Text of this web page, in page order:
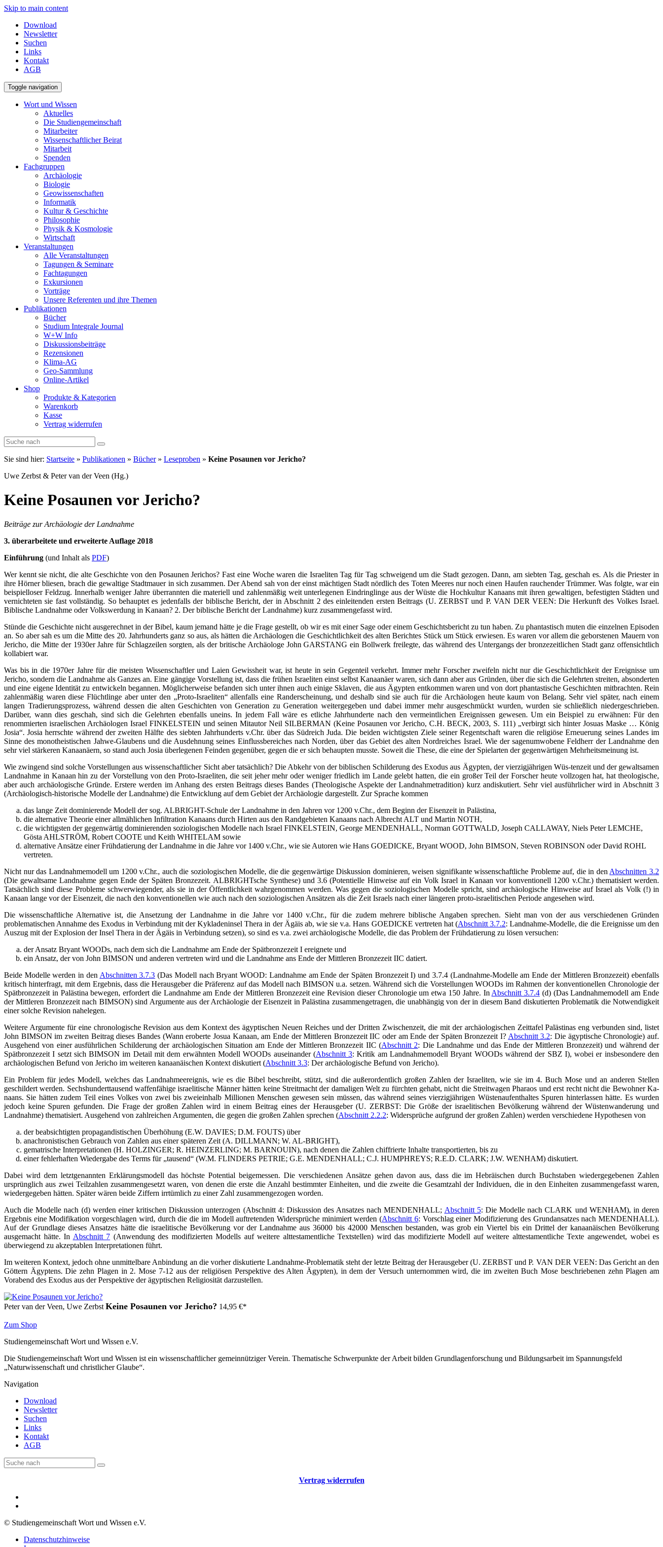
Skip to main content
Download
Newsletter
Suchen
Links
Kontakt
AGB
Toggle navigation
Wort und Wissen
Aktuelles
Die Studiengemeinschaft
Mitarbeiter
Wissenschaftlicher Beirat
Mitarbeit
Spenden
Fachgruppen
Archäologie
Biologie
Geowissenschaften
Informatik
Kultur & Geschichte
Philosophie
Physik & Kosmologie
Wirtschaft
Veranstaltungen
Alle Veranstaltungen
Tagungen & Seminare
Fachtagungen
Exkursionen
Vorträge
Unsere Referenten und ihre Themen
Publikationen
Bücher
Studium Integrale Journal
W+W Info
Diskussionsbeiträge
Rezensionen
Klima-AG
Geo-Sammlung
Online-Artikel
Shop
Produkte & Kategorien
Warenkorb
Kasse
Vertrag widerrufen
Sie sind hier: Startseite » Publikationen » Bücher» Leseproben » Keine Posaunen vor Jericho?
Uwe Zerbst & Peter van der Veen (Hg.)
Keine Posaunen vor Jericho?
Beiträge zur Archäologie der Landnahme
3. überarbeitete und erweiterte Auflage 2018
Einführung (und Inhalt als PDF)
Wer kennt sie nicht, die alte Geschichte von den Posaunen Jerichos? Fast eine Woche waren die Israeliten Tag für Tag schweigend um die Stadt gezogen. Dann, am siebten Tag, geschah es. Als die Priester in
ihre Hörner bliesen, brach die gewaltige Stadtmauer in sich zusammen. Der Abend sah von der einst mächtigen Stadt nördlich des Toten Meeres nur noch einen Haufen rauchender Trümmer. Was folgte, war ein
beispielloser Feldzug. Innerhalb weniger Jahre überrannten die materiell und zahlenmäßig weit unterlegenen Eindringlinge aus der Wüste die Hochkultur Kanaans mit ihren gewaltigen, befestigten Städten und
vernichteten sie fast vollständig. So behauptet es jedenfalls der biblische Bericht, der in Abschnitt 2 des einleitenden ersten Beitrags (U. ZERBST und P. VAN DER VEEN: Die Herkunft des Volkes Israel.
Biblische Landnahme oder Volkswerdung in Kanaan? 2. Der biblische Bericht der Landnahme) kurz zusammengefasst wird.
Stünde die Geschichte nicht ausgerechnet in der Bibel, kaum jemand hätte je die Frage gestellt, ob wir es mit einer Sage oder einem Geschichtsbericht zu tun haben. Zu phantastisch muten die einzelnen Episoden
an. So aber sah es um die Mitte des 20. Jahrhunderts ganz so aus, als hätten die Archäologen die Geschichtlichkeit des alten Berichtes Stück um Stück erwiesen. Es waren vor allem die geborstenen Mauern von
Jericho, die Mitte der 1930er Jahre für Schlagzeilen sorgten, als der britische Archäologe John GARSTANG ein Bollwerk freilegte, das während des Untergangs der bronzezeitlichen Stadt ganz offensichtlich
kollabiert war.
Was bis in die 1970er Jahre für die meisten Wissenschaftler und Laien Gewissheit war, ist heute in sein Gegenteil verkehrt. Immer mehr Forscher zweifeln nicht nur die Geschichtlichkeit der Ereignisse um
Jericho, sondern die Landnahme als Ganzes an. Eine gängige Vorstellung ist, dass die frühen Israeliten einst selbst Kanaanäer waren, sich dann aber aus Gründen, über die sich die Gelehrten streiten, absonderten
und eine eigene Identität zu entwickeln begannen. Möglicherweise befanden sich unter ihnen auch einige Sklaven, die aus Ägypten entkommen waren und von dort phantastische Geschichten mitbrachten. Rein
zahlenmäßig waren diese Flüchtlinge aber unter den „Proto-Israeliten“ allenfalls eine Randerscheinung, und deshalb sind sie auch für die Archäologen heute kaum von Belang. Sehr viel später, nach einem
langen Tradierungsprozess, während dessen die alten Geschichten von Generation zu Generation weitergegeben und dabei immer mehr ausgeschmückt wurden, wurden sie schließlich niedergeschrieben.
Darüber, wann dies geschah, sind sich die Gelehrten ebenfalls uneins. In jedem Fall wäre es etliche Jahrhunderte nach den vermeintlichen Ereignissen gewesen. Um ein Beispiel zu erwähnen: Für den
renommierten israelischen Archäologen Israel FINKELSTEIN und seinen Mitautor Neil SILBERMAN (Keine Posaunen vor Jericho, C.H. BECK, 2003, S. 111) „verbirgt sich hinter Josuas Maske … König
Josia“. Josia herrschte während der zweiten Hälfte des siebten Jahrhunderts v.Chr. über das Südreich Juda. Die beiden wichtigsten Ziele seiner Regentschaft waren die religiöse Erneuerung seines Landes im
Sinne des monotheistischen Jahwe-Glaubens und die Ausdehnung seines Einflussbereiches nach Norden, über das Gebiet des alten Nordreiches Israel. Wie der sagenumwobene Feldherr der Landnahme den
sehr viel stärkeren Kanaanäern, so stand auch Josia überlegenen Feinden gegenüber, gegen die er sich behaupten musste. Soweit die These, die eine der Spielarten der gegenwärtigen Mehrheitsmeinung ist.
Wie zwingend sind solche Vorstellungen aus wissenschaftlicher Sicht aber tatsächlich? Die Abkehr von der biblischen Schilderung des Exodus aus Ägypten, der vierzigjährigen Wüs-tenzeit und der gewaltsamen
Landnahme in Kanaan hin zu der Vorstellung von den Proto-Israeliten, die seit jeher mehr oder weniger friedlich im Lande gelebt hatten, die ein großer Teil der Forscher heute vollzogen hat, hat theologische,
aber auch archäologische Gründe. Erstere werden im Anhang des ersten Beitrags dieses Bandes (Theologische Aspekte der Landnahmetradition) kurz andiskutiert. Sehr viel ausführlicher wird in Abschnitt 3
(Archäologisch-historische Modelle der Landnahme) die Entwicklung auf dem Gebiet der Archäologie dargestellt. Zur Sprache kommen
das lange Zeit dominierende Modell der sog. ALBRIGHT-Schule der Landnahme in den Jahren vor 1200 v.Chr., dem Beginn der Eisenzeit in Palästina,
die alternative Theorie einer allmählichen Infiltration Kanaans durch Hirten aus den Randgebieten Kanaans nach Albrecht ALT und Martin NOTH,
die wichtigsten der gegenwärtig dominierenden soziologischen Modelle nach Israel FINKELSTEIN, George MENDENHALL, Norman GOTTWALD, Joseph CALLAWAY, Niels Peter LEMCHE,
Gösta AHLSTRÖM, Robert COOTE und Keith WHITELAM sowie
alternative Ansätze einer Frühdatierung der Landnahme in die Jahre vor 1400 v.Chr., wie sie Autoren wie Hans GOEDICKE, Bryant WOOD, John BIMSON, Steven ROBINSON oder David ROHL
vertreten.
Nicht nur das Landnahmemodell um 1200 v.Chr., auch die soziologischen Modelle, die die gegenwärtige Diskussion dominieren, weisen signifikante wissenschaftliche Probleme auf, die in den Abschnitten 3.2
(Die gewaltsame Landnahme gegen Ende der Späten Bronzezeit. ALBRIGHTsche Synthese) und 3.6 (Potentielle Hinweise auf ein Volk Israel in Kanaan vor konventionell 1200 v.Chr.) thematisiert werden.
Tatsächlich sind diese Probleme schwerwiegender, als sie in der Öffentlichkeit wahrgenommen werden. Was gegen die soziologischen Modelle spricht, sind archäologische Hinweise auf Israel als Volk (!) in
Kanaan lange vor der Eisenzeit, die nach den konventionellen wie auch nach den soziologischen Ansätzen als die Zeit Israels nach einer längeren proto-israelitischen Periode angesehen wird.
Die wissenschaftliche Alternative ist, die Ansetzung der Landnahme in die Jahre vor 1400 v.Chr., für die zudem mehrere biblische Angaben sprechen. Sieht man von der aus verschiedenen Gründen
problematischen Annahme des Exodus in Verbindung mit der Kykladeninsel Thera in der Ägäis ab, wie sie v.a. Hans GOEDICKE vertreten hat (Abschnitt 3.7.2: Landnahme-Modelle, die die Ereignisse um den
Auszug mit der Explosion der Insel Thera in der Ägäis in Verbindung setzen), so sind es v.a. zwei archäologische Modelle, die das Problem der Frühdatierung zu lösen versuchen:
der Ansatz Bryant WOODs, nach dem sich die Landnahme am Ende der Spätbronzezeit I ereignete und
ein Ansatz, der von John BIMSON und anderen vertreten wird und die Landnahme ans Ende der Mittleren Bronzezeit IIC datiert.
Beide Modelle werden in den Abschnitten 3.7.3 (Das Modell nach Bryant WOOD: Landnahme am Ende der Späten Bronzezeit I) und 3.7.4 (Landnahme-Modelle am Ende der Mittleren Bronzezeit) ebenfalls
kritisch hinterfragt, mit dem Ergebnis, dass die Herausgeber die Präferenz auf das Modell nach BIMSON u.a. setzen. Während sich die Vorstellungen WOODs im Rahmen der konventionellen Chronologie der
Spätbronzezeit in Palästina bewegen, erfordert die Landnahme am Ende der Mittleren Bronzezeit eine Revision dieser Chronologie um etwa 150 Jahre. In Abschnitt 3.7.4 (d) (Das Landnahmemodell am Ende
der Mittleren Bronzezeit nach BIMSON) sind Argumente aus der Archäologie der Eisenzeit in Palästina zusammengetragen, die unabhängig von der in diesem Band diskutierten Problematik die Notwendigkeit
einer solche Revision nahelegen.
Weitere Argumente für eine chronologische Revision aus dem Kontext des ägyptischen Neuen Reiches und der Dritten Zwischenzeit, die mit der archäologischen Zeittafel Palästinas eng verbunden sind, listet
John BIMSON im zweiten Beitrag dieses Bandes (Wann eroberte Josua Kanaan, am Ende der Mittleren Bronzezeit IIC oder am Ende der Späten Bronzezeit I? Abschnitt 3.2: Die ägyptische Chronologie) auf.
Ausgehend von einer ausführlichen Schilderung der archäologischen Situation am Ende der Mittleren Bronzezeit IIC (Abschnitt 2: Die Landnahme und das Ende der Mittleren Bronzezeit) und während der
Spätbronzezeit I setzt sich BIMSON im Detail mit dem erwähnten Modell WOODs auseinander (Abschnitt 3: Kritik am Landnahmemodell Bryant WOODs während der SBZ I), wobei er insbesondere den
archäologischen Befund von Jericho im weiteren kanaanäischen Kontext diskutiert (Abschnitt 3.3: Der archäologische Befund von Jericho).
Ein Problem für jedes Modell, welches das Landnahmeereignis, wie es die Bibel beschreibt, stützt, sind die außerordentlich großen Zahlen der Israeliten, wie sie im 4. Buch Mose und an anderen Stellen
geschildert werden. Sechshunderttausend waffenfähige israelitische Männer hätten keine Streitmacht der damaligen Welt zu fürchten gehabt, nicht die Streitwagen Pharaos und erst recht nicht die Bewohner Ka-
naans. Sie hätten zudem Teil eines Volkes von zwei bis zweieinhalb Millionen Menschen gewesen sein müssen, das während seines vierzigjährigen Wüstenaufenthaltes Spuren hinterlassen hätte. Es wurden
jedoch keine Spuren gefunden. Die Frage der großen Zahlen wird in einem Beitrag eines der Herausgeber (U. ZERBST: Die Größe der israelitischen Bevölkerung während der Wüstenwanderung und
Landnahme) thematisiert. Ausgehend von zahlreichen Argumenten, die gegen die großen Zahlen sprechen (Abschnitt 2.2.2: Widersprüche aufgrund der großen Zahlen) werden verschiedene Hypothesen von
der beabsichtigten propagandistischen Überhöhung (E.W. DAVIES; D.M. FOUTS) über
anachronistischen Gebrauch von Zahlen aus einer späteren Zeit (A. DILLMANN; W. AL-BRIGHT),
gematrische Interpretationen (H. HOLZINGER; R. HEINZERLING; M. BARNOUIN), nach denen die Zahlen chiffrierte Inhalte transportierten, bis zu
einer fehlerhaften Wiedergabe des Terms für „tausend“ (W.M. FLINDERS PETRIE; G.E. MENDENHALL; C.J. HUMPHREYS; R.E.D. CLARK; J.W. WENHAM) diskutiert.
Dabei wird dem letztgenannten Erklärungsmodell das höchste Potential beigemessen. Die verschiedenen Ansätze gehen davon aus, dass die im Hebräischen durch Buchstaben wiedergegebenen Zahlen
ursprünglich aus zwei Teilzahlen zusammengesetzt waren, von denen die erste die Anzahl bestimmter Einheiten, und die zweite die Gesamtzahl der Individuen, die in den Einheiten zusammengefasst waren,
wiedergegeben hätten. Später wären beide Ziffern irrtümlich zu einer Zahl zusammengezogen worden.
Auch die Modelle nach (d) werden einer kritischen Diskussion unterzogen (Abschnitt 4: Diskussion des Ansatzes nach MENDENHALL; Abschnitt 5: Die Modelle nach CLARK und WENHAM), in deren
Ergebnis eine Modifikation vorgeschlagen wird, durch die die im Modell auftretenden Widersprüche minimiert werden (Abschnitt 6: Vorschlag einer Modifizierung des Grundansatzes nach MENDENHALL).
Auf der Grundlage dieses Ansatzes hätte die israelitische Bevölkerung vor der Landnahme aus 36000 bis 42000 Menschen bestanden, was grob ein Viertel bis ein Drittel der kanaanäischen Bevölkerung
ausgemacht hätte. In Abschnitt 7 (Anwendung des modifizierten Modells auf weitere alttestamentliche Textstellen) wird das modifizierte Modell auf weitere alttestamentliche Texte angewendet, wobei es
überwiegend zu akzeptablen Interpretationen führt.
Im weiteren Kontext, jedoch ohne unmittelbare Anbindung an die vorher diskutierte Landnahme-Problematik steht der letzte Beitrag der Herausgeber (U. ZERBST und P. VAN DER VEEN: Das Gericht an den
Göttern Ägyptens. Die zehn Plagen in 2. Mose 7-12 aus der religiösen Perspektive des Alten Ägypten), in dem der Versuch unternommen wird, die im zweiten Buch Mose beschriebenen zehn Plagen am
Vorabend des Exodus aus der Perspektive der ägyptischen Religiosität darzustellen.
Peter van der Veen, Uwe Zerbst Keine Posaunen vor Jericho? 14,95 €*
Zum Shop
Studiengemeinschaft Wort und Wissen e.V.
Die Studiengemeinschaft Wort und Wissen ist ein wissenschaftlicher gemeinnütziger Verein. Thematische Schwerpunkte der Arbeit bilden Grundlagenforschung und Bildungsarbeit im Spannungsfeld
„Naturwissenschaft und christlicher Glaube“.
Navigation
Download
Newsletter
Suchen
Links
Kontakt
AGB
Vertrag widerrufen
© Studiengemeinschaft Wort und Wissen e.V.
Datenschutzhinweise